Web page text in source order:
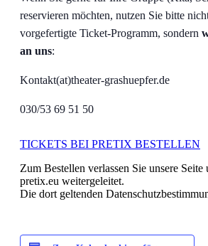
reservieren möchten, nutzen Sie bitte
vorgefertigte Ticket-Programm, sondern
an uns:
Kontakt(at)theater-grashuepfer.de
030/53 69 51 50
TICKETS BEI PRETIX BESTELLEN
Zum Bestellen verlassen Sie unsere
pretix.eu weitergeleitet.
Die dort geltenden